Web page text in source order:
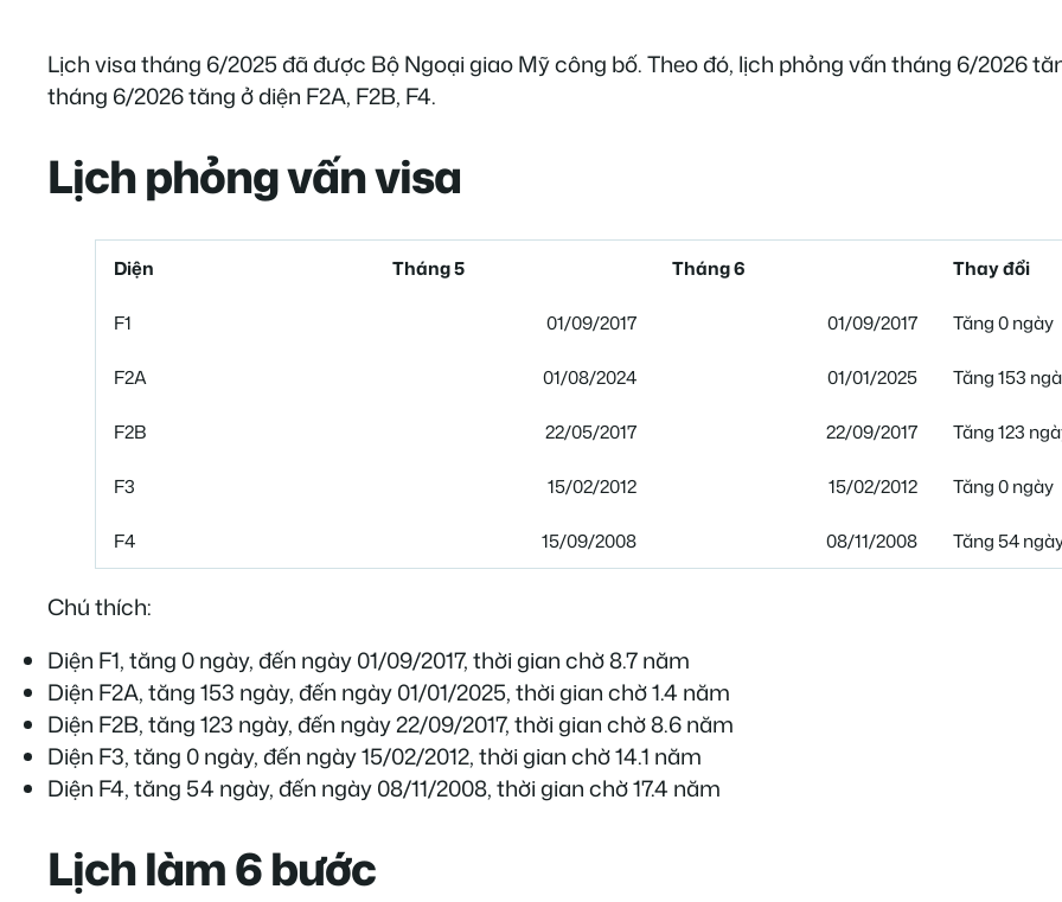
Lịch visa tháng 6/2025 đã được Bộ Ngoại giao Mỹ công bố. Theo đó, lịch phỏng vấn tháng 6/2026
tháng 6/2026 tăng ở diện F2A, F2B, F4.
Lịch phỏng vấn visa
Diện Tháng 5 Tháng 6 Thay đổi
F1 01/09/2017 01/09/2017 Tăng 0 ngày
F2A 01/08/2024 01/01/2025 Tăng 153
F2B 22/05/2017 22/09/2017 Tăng 123
F3 15/02/2012 15/02/2012 Tăng 0 ngày
F4 15/09/2008 08/11/2008 Tăng 54
Chú thích:
Diện F1, tăng 0 ngày, đến ngày 01/09/2017, thời gian chờ 8.7 năm
Diện F2A, tăng 153 ngày, đến ngày 01/01/2025, thời gian chờ 1.4 năm
Diện F2B, tăng 123 ngày, đến ngày 22/09/2017, thời gian chờ 8.6 năm
Diện F3, tăng 0 ngày, đến ngày 15/02/2012, thời gian chờ 14.1 năm
Diện F4, tăng 54 ngày, đến ngày 08/11/2008, thời gian chờ 17.4 năm
Lịch làm 6 bước